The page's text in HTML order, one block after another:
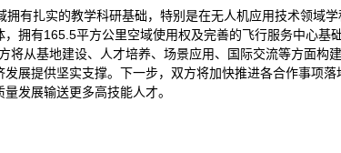
有扎实的教学科研基础，特别是在无人机应用技术领域
拥有165.5平方公里空域使用权及完善的飞行服务中心基
将从基地建设、人才培养、场景应用、国际交流等方面构
展提供坚实支撑。下一步，双方将加快推进各合作事项
发展输送更多高技能人才。